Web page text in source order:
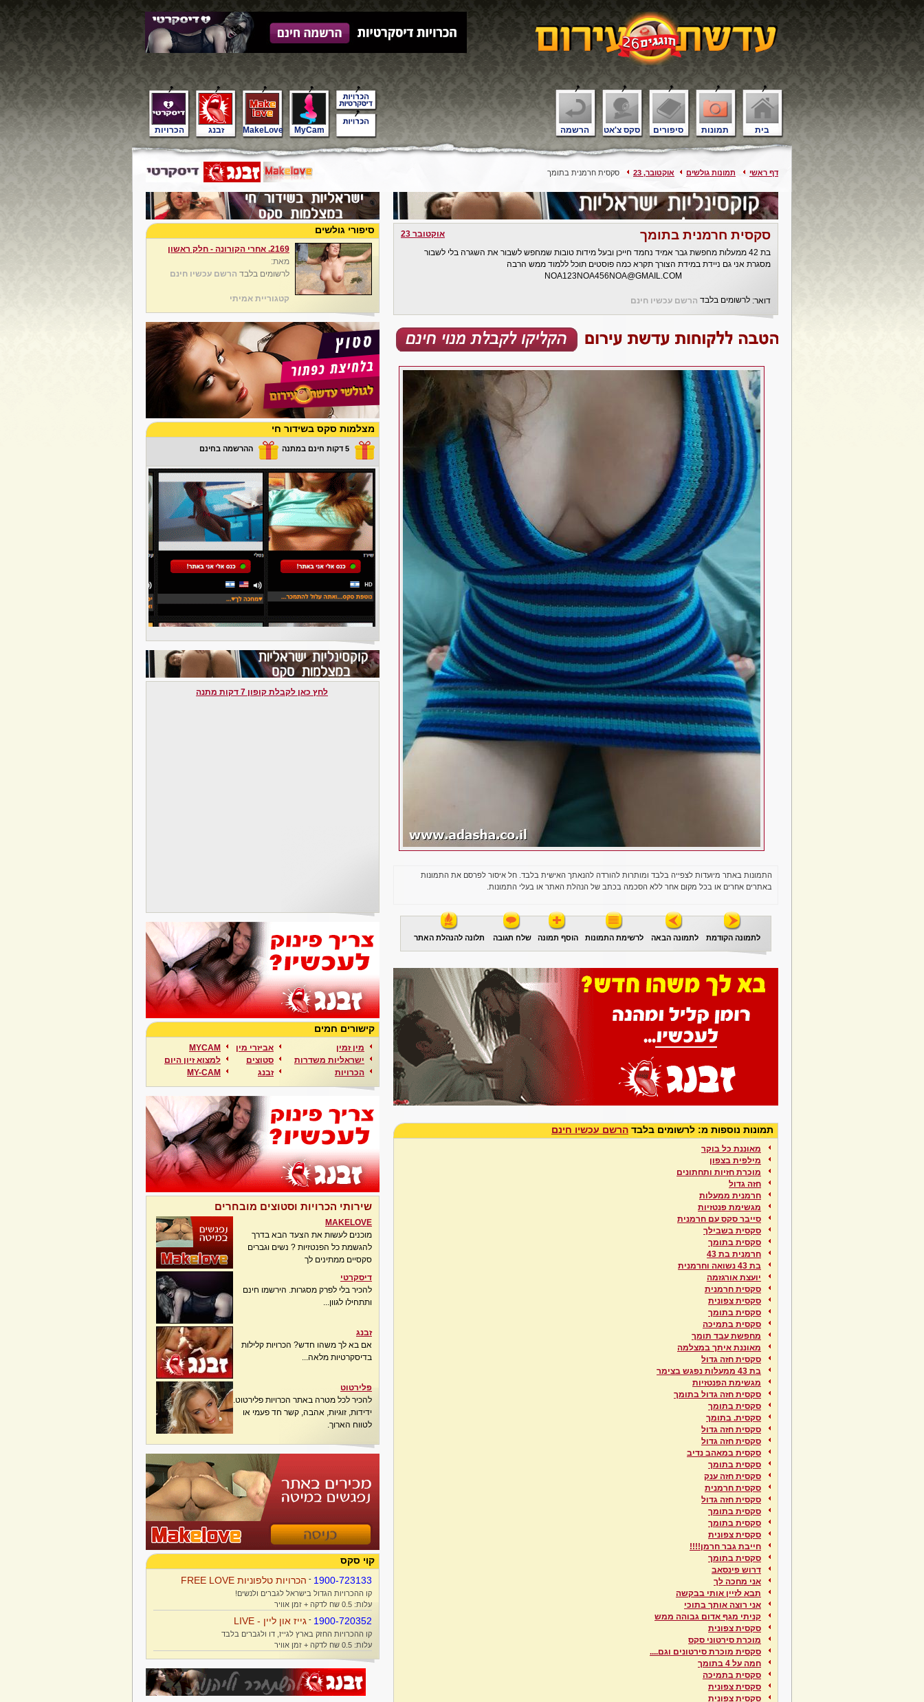
בית תמונות סיפורים סקס צ'אט הרשמה הכרויות זבנג MakeLove MyCam
דף ראשי תמונות גולשים אוקטובר, 23 סקסית חרמנית בתומך
סקסית חרמנית בתומך
אוקטובר 23
בת 42 ממעלות מחפשת גבר אמיד נחמד חייכן ובעל מידות טובות שמחפש לשבור את השגרה בלי לשבור
מסגרת אני גם ניידת במידת הצורך תקרא כמה פוסטים תוכל ללמוד ממש הרבה
NOA123NOA456NOA@GMAIL.COM
דואר: לרשומים בלבד הרשם עכשיו חינם
התמונות באתר מיועדות לצפייה בלבד ומותרות להורדה להנאתך האישית בלבד. חל איסור לפרסם את התמונות
באתרים אחרים או בכל מקום אחר ללא הסכמה בכתב של הנהלת האתר או בעלי התמונות.
לתמונה הקודמת לתמונה הבאה לרשימת התמונות הוסף תמונה שלח תגובה תלונה להנהלת האתר
תמונות נוספות מ: לרשומים בלבד הרשם עכשיו חינם
מאוננת כל בוקר
מילפית בצפון
מוכרת חזיות ותחתונים
חזה גדול
חרמנית ממעלות
מגשימת פנטזיות
סייבר סקס עם חרמנית
סקסית בשבילך
סקסית בתומך
חרמנית בת 43
בת 43 נשואה וחרמנית
יועצת אורגזמה
סקסית חרמנית
סקסית צפונית
סקסית בתומך
סקסית בתמיכה
מחפשת עבד תומך
מאוננת איתך במצלמה
סקסית חזה גדול
בת 43 ממעלות נפגש בצימר
מגשימת הפנטזיות
סקסית חזה גדול בתומך
סקסית בתומך
סקסית. בתומך
סקסית חזה גדול
סקסית חזה גדול
סקסית במאהב נדיב
סקסית בתומך
סקסית חזה ענק
סקסית חרמנית
סקסית חזה גדול
סקסית בתומך
סקסית בתומך
סקסית צפונית
חייבת גבר חרמן!!!!
סקסית בתומך
דרוש פינסאב
אני מחכה לך
תבא לזיין אותי בבקשה
אני רוצה אותך בתוכי
קניתי מגף אדום גבוהה ממש
סקסית צפונית
מוכרת סירטוני סקס
סקסית מוכרת סירטונים וגם....
חמה על 4 בתומך
סקסית בתמיכה
סקסית צפונית
סקסית צפונית
סיפורי גולשים
2169. אחרי הקורונה - חלק ראשון
מאת:
לרשומים בלבד הרשם עכשיו חינם
קטגוריית אמיתי
מצלמות סקס בשידור חי
5 דקות חינם במתנה ההרשמה בחינם
לחץ כאן לקבלת קופון 7 דקות מתנה
קישורים חמים
מין זמין
ישראליות משדרות
הכרויות
אביזרי מין
סטוצים
זבנג
MYCAM
למצוא זיון היום
MY-CAM
שירותי הכרויות וסטוצים מובחרים
MAKELOVE
מוכנים לעשות את הצעד הבא בדרך
להגשמת כל הפנטזיות ? נשים וגברים
סקסיים ממתינים לך
דיסקרטי
להכיר בלי לפרק מסגרות. הירשמו חינם
ותתחילו לגוון...
זבנג
אם בא לך משהו חדש? הכרויות קלילות
בדיסקרטיות מלאה...
פלירטוט
להכיר לכל מטרה באתר הכרויות פלירטוט.
ידידות, זוגיות, אהבה, קשר חד פעמי או
לטווח הארוך.
קוי סקס
1900-723133
- הכרויות טלפוניות FREE LOVE
קו ההכרויות הגדול בישראל לגברים ולנשים!
עלות: 0.5 שח לדקה + זמן אוויר
1900-720352
- גייז און ליין - LIVE
קו ההכרויות החזק בארץ לגייז, דו ולגברים בלבד
עלות: 0.5 שח לדקה + זמן אוויר